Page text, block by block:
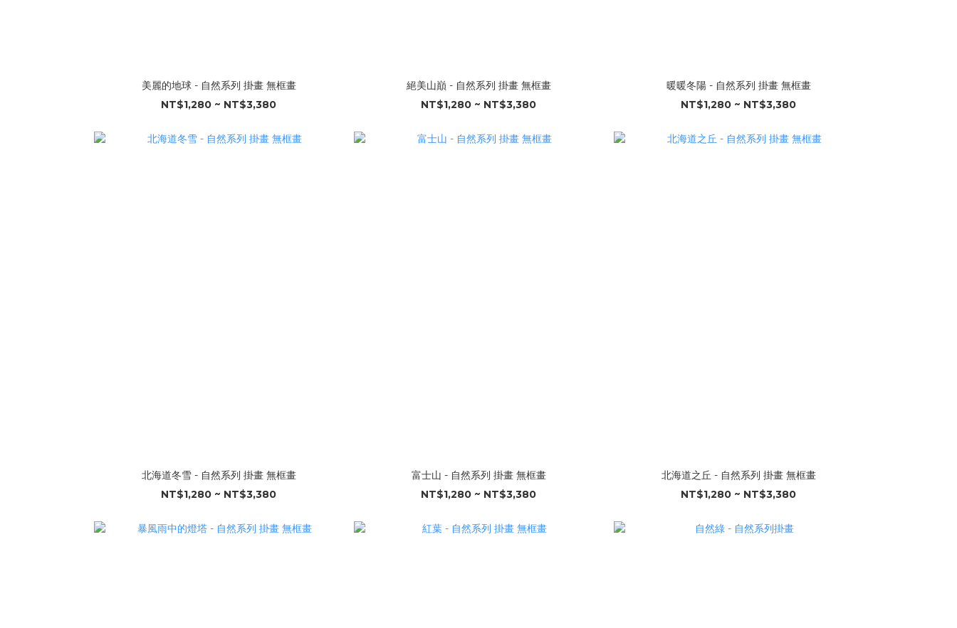
美麗的地球 - 自然系列 掛畫 無框畫
NT$1,280 ~ NT$3,380
絕美山巔 - 自然系列 掛畫 無框畫
NT$1,280 ~ NT$3,380
暖暖冬陽 - 自然系列 掛畫 無框畫
NT$1,280 ~ NT$3,380
北海道冬雪 - 自然系列 掛畫 無框畫
NT$1,280 ~ NT$3,380
富士山 - 自然系列 掛畫 無框畫
NT$1,280 ~ NT$3,380
北海道之丘 - 自然系列 掛畫 無框畫
NT$1,280 ~ NT$3,380